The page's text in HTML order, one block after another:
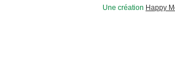
Une création Happy